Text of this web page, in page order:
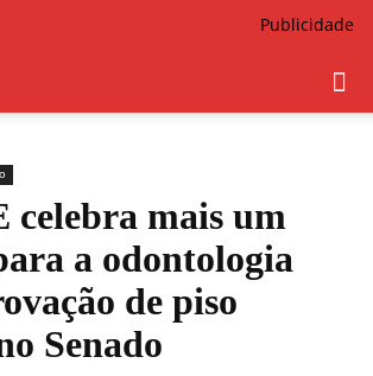
celebra mais um
a odontologia
de piso
Senado